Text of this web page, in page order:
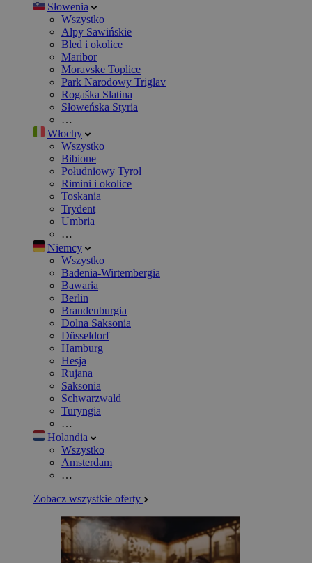
Słowenia
Wszystko
Alpy Sawińskie
Bled i okolice
Maribor
Moravske Toplice
Park Narodowy Triglav
Rogaška Slatina
Słoweńska Styria
…
Włochy
Wszystko
Bibione
Południowy Tyrol
Rimini i okolice
Toskania
Trydent
Umbria
…
Niemcy
Wszystko
Badenia-Wirtembergia
Bawaria
Berlin
Brandenburgia
Dolna Saksonia
Düsseldorf
Hamburg
Hesja
Rujana
Saksonia
Schwarzwald
Turyngia
…
Holandia
Wszystko
Amsterdam
…
Zobacz wszystkie oferty